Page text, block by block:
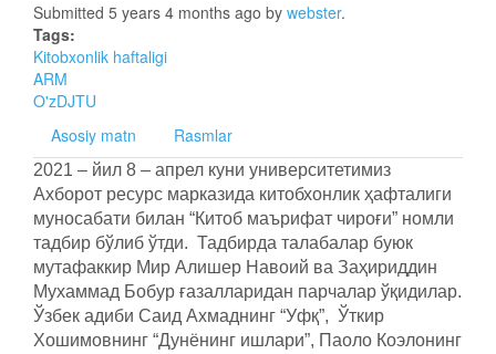
Submitted 5 years 4 months ago by webster.
Tags:
Kitobxonlik haftaligi
ARM
O'zDJTU
Asosiy matn
Rasmlar
2021 – йил 8 – апрел куни университетимиз
Ахборот ресурс марказида китобхонлик ҳафталиги
муносабати билан “Китоб маърифат чироғи” номли
тадбир бўлиб ўтди. Тадбирда талабалар буюк
мутафаккир Мир Алишер Навоий ва Заҳириддин
Мухаммад Бобур ғазалларидан парчалар ўқидилар.
Ўзбек адиби Саид Ахмаднинг “Уфқ”, Ўткир
Хошимовнинг “Дунёнинг ишлари”, Паоло Коэлонинг